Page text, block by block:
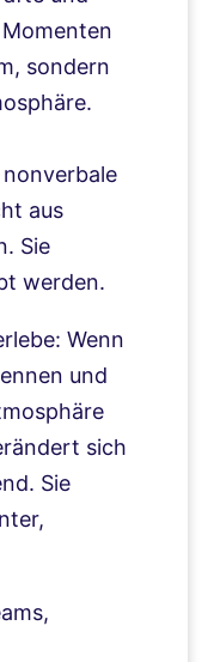
sondern
aus
Sie
werden.
Wenn
und
sich
Sie